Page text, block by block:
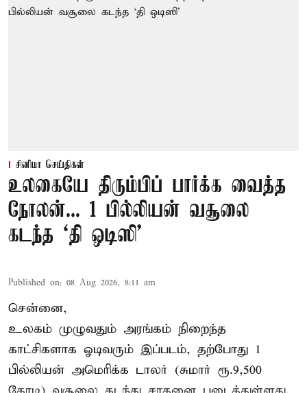
சினிமா செய்திகள்
உலகையே திரும்பிப் பார்க்க வைத்த
நோலன்... 1 பில்லியன் வசூலை
கடந்த ‘தி ஒடிஸி’
Published on: 08 Aug 2026, 8:11 am
சென்னை,
உலகம் முழுவதும் அரங்கம் நிறைந்த
காட்சிகளாக ஓடிவரும் இப்படம், தற்போது 1
பில்லியன் அமெரிக்க டாலர் (சுமார் ரூ.9,500